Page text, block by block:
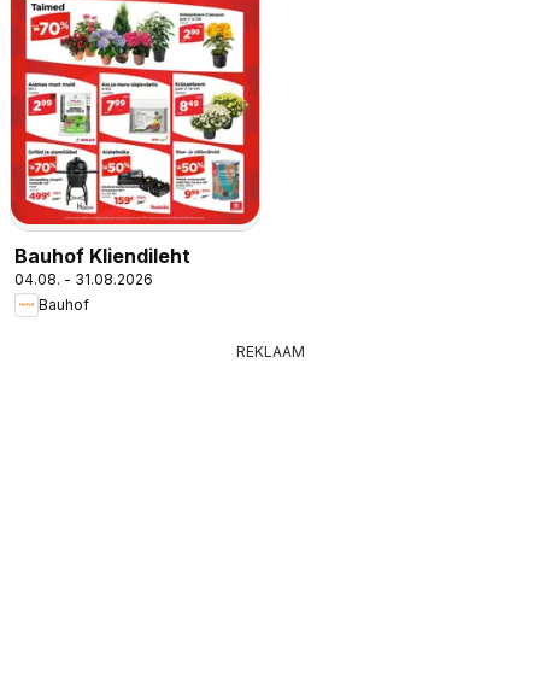
Bauhof Kliendileht
04.08. - 31.08.2026
Bauhof
REKLAAM